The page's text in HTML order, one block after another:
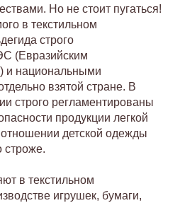
Но не стоит пугаться!
в текстильном
строго
(Евразийским
и национальными
взятой стране. В
строго регламентированы
продукции легкой
детской одежды
строже.
в текстильном
игрушек, бумаги,